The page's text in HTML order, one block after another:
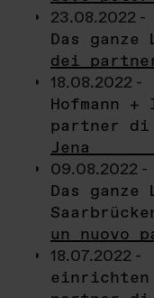
23.08.2022 -
Das
dei
18.08.2022 -
Hofmann
partner di
Jena
09.08.2022 -
Das ganze
un nuovo
18.07.2022 -